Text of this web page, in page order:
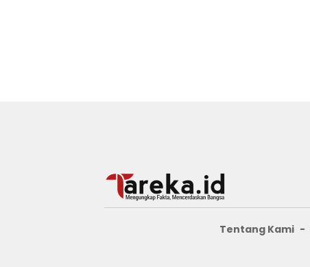
Tentang Kami